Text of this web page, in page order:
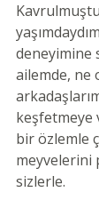
deneyimine
ailemde, ne
keşfetmeye
bir özlemle
meyvelerini
sizlerle.